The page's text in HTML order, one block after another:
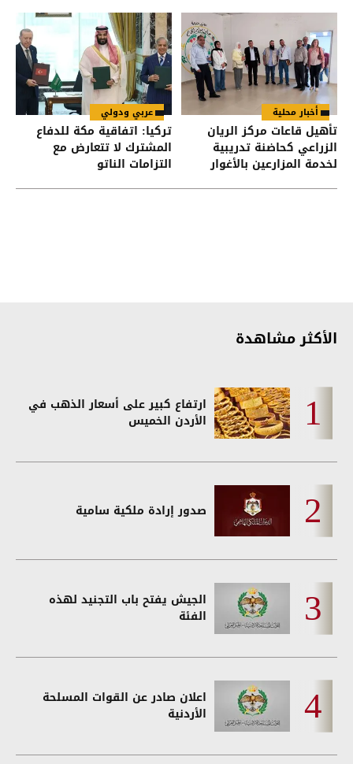
أخبار محلية
تأهيل قاعات مركز الريان
الزراعي كحاضنة تدريبية
لخدمة المزارعين بالأغوار
عربي ودولي
تركيا: اتفاقية مكة للدفاع
المشترك لا تتعارض مع
التزامات الناتو
الأكثر مشاهدة
ارتفاع كبير على أسعار الذهب في
الأردن الخميس
صدور إرادة ملكية سامية
الجيش يفتح باب التجنيد لهذه
الفئة
اعلان صادر عن القوات المسلحة
الأردنية